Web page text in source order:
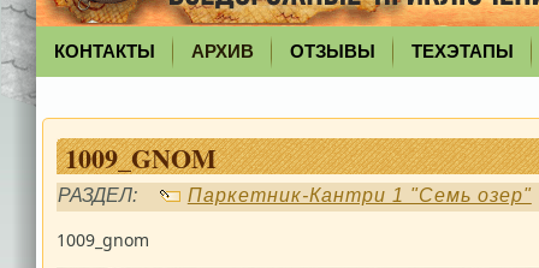
КОНТАКТЫ АРХИВ ОТЗЫВЫ ТЕХЭТАПЫ
1009_GNOM
РАЗДЕЛ: Паркетник-Кантри 1 "Семь озер"
1009_gnom